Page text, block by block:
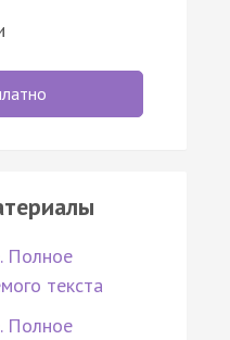
Полное
текста
Полное